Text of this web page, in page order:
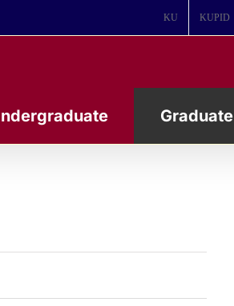
KU KUPID
Graduate